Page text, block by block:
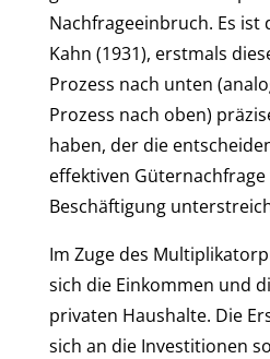
Nachfrageeinbruch. Es ist
Kahn (1931), erstmals
Prozess nach unten
Prozess nach oben)
haben, der die
effektiven
Beschäftigung
Im Zuge des
sich die Einkommen und
privaten Haushalte. Die
sich an die Investitionen